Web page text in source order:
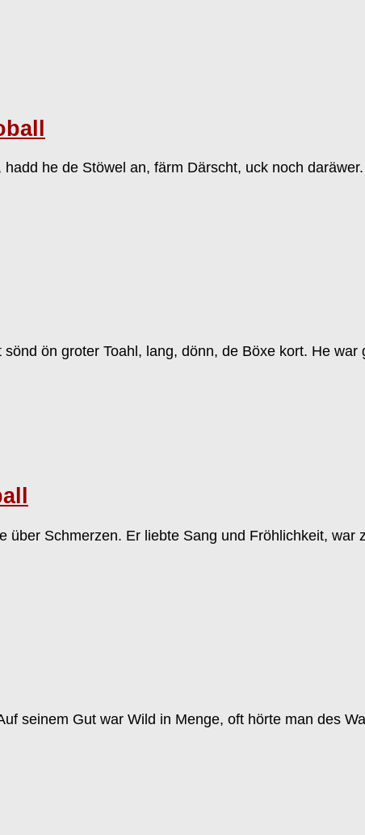
he de Stöwel an, färm Därscht, uck noch
ön groter Toahl, lang, dönn, de Böxe kort. He
Schmerzen. Er liebte Sang und Fröhlichkeit, war
seinem Gut war Wild in Menge, oft hörte man des